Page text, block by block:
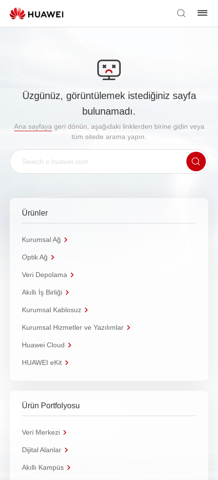
Üzgünüz, görüntülemek istediğiniz sayfa
bulunamadı.
Ana sayfaya geri dönün, aşağıdaki linklerden birine gidin veya
tüm sitede arama yapın.
Ürünler
Kurumsal Ağ
Optik Ağ
Veri Depolama
Akıllı İş Birliği
Kurumsal Kablosuz
Kurumsal Hizmetler ve Yazılımlar
Huawei Cloud
HUAWEI eKit
Ürün Portfolyosu
Veri Merkezi
Dijital Alanlar
Akıllı Kampüs